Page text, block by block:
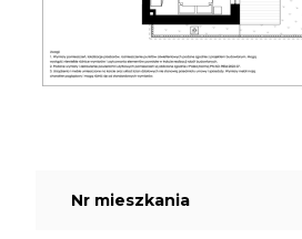
Nr mieszkania